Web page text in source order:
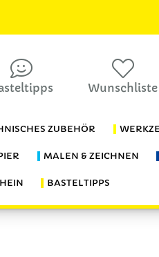
Wunschliste
ZUBEHÖR
MALEN & ZEICHNEN
BASTELTIPPS